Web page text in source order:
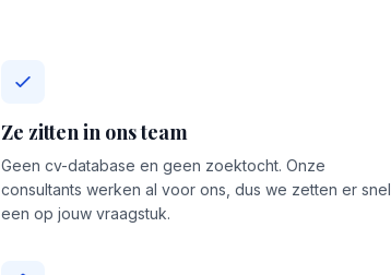
Ze zitten in ons team
Geen cv-database en geen zoektocht. Onze
consultants werken al voor ons, dus we zetten er snel
een op jouw vraagstuk.